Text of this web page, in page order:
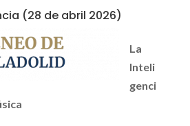
(28 de abril 2026)
La
Inteli
genci